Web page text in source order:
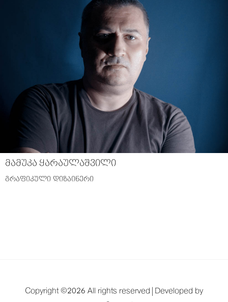
მამუკა ყარაულაშვილი
გრაფიკული დიზაინერი
Copyright ©2026 All rights reserved |
Developed by